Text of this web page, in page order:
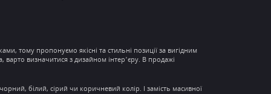
тому пропонуємо якісні та стильні позиції за вигідним
варто визначитися з дизайном інтер’єру. В продажі
білий, сірий чи коричневий колір. І замість масивної